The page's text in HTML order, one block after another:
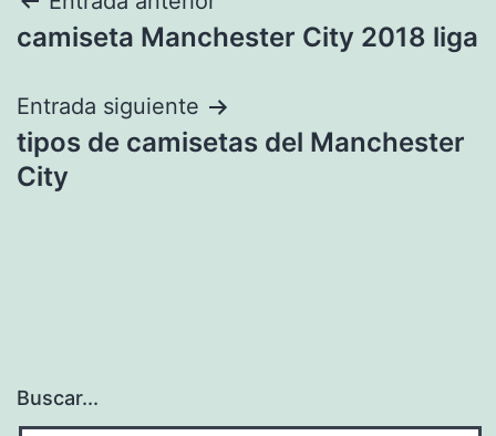
de
entradas
camiseta Manchester City 2018 liga
Entrada siguiente
tipos de camisetas del Manchester
City
Buscar...